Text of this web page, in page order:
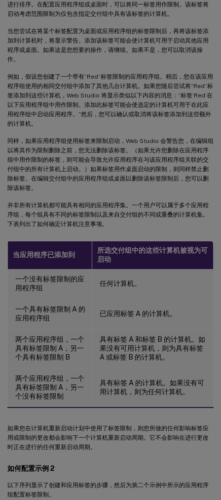
进行排序。在配置应用程序组或桌面时，可以将同一标签用作限制。该标签将
启动考虑范围限制为仅包含指定交付组中具有该标签的计算机。
当您尝试在将某个标签配置为桌面或应用程序组的标签限制后，再将该标签添
加到计算机时，将显示警告。添加该标签可能会使计算机可用于启动其他应用
程序或桌面。如果这是您想要的操作，请继续。如果不是，您可以取消该操
作。
例如，假设您创建了一个带有“Red”标签限制的应用程序组。稍后，您在该应用
程序组使用的相同交付组中添加了其他几台计算机。如果您随后尝试将“Red”标
签添加到这些计算机，Web Studio 将显示类似以下内容的消息：“标签‘Red’在
以下应用程序组中用作限制。添加此标签可能会使选定的计算机可用于在此应
用程序组中启动应用程序。”然后，您可以确认或取消将该标签添加到这些额外
的计算机。
同样，如果应用程序组使用标签来限制启动，Web Studio 会警告您，在编辑组
以将其作为限制删除之前，您无法删除该标签。（如果允许您删除在应用程序
组中用作限制的标签，则可能会导致允许应用程序在与该应用程序组关联的交
付组中的所有计算机上启动。）如果标签用作桌面启动的限制，则同样禁止删
除标签。在编辑交付组中的应用程序组或桌面以删除该标签限制后，您可以删
除该标签。
并非所有计算机都可能具有相同的应用程序集。一个用户可以属于多个应用程
序组，每个组具有不同的标签限制以及来自交付组的不同或重叠的计算机集。
下表列出了如何确定计算机注意事项。
当应用程序已添加到
所选交付组中的这些计算机被视为可
启动
一个没有标签限制的应
用程序组
任何计算机。
一个具有标签限制 A 的
应用程序组
已应用标签 A 的计算机。
两个应用程序组，一个
具有标签限制 A，另一
个具有标签限制 B
具有标签 A 和标签 B 的计算机。如
果没有可用计算机，则为具有标签
A 或标签 B 的计算机。
两个应用程序组，一个
具有标签限制 A，另一
个没有标签限制
具有标签 A 的计算机。如果没有可
用计算机，则为任何计算机。
如果您在计算机重新启动计划中使用了标签限制，则您所做的任何影响标签应
用或限制的更改都会影响下一个计算机重新启动周期。它不会影响在进行更改
时正在进行的任何重新启动周期。
如何配置示例 2
以下序列显示了创建和应用标签的步骤，然后为第二个示例中所示的应用程序
组配置标签限制。